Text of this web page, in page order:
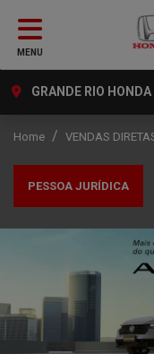
MENU
GRANDE RIO
Home VENDAS
PESSOA JURÍDICA